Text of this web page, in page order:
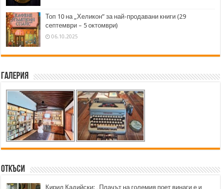
Топ 10 на „Хеликон” за най-продавани книги (29
септември – 5 октомври)
06.10.2025
Галерия
Откъси
Кирил Кадийски: „Плачът на големия поет винаги е и